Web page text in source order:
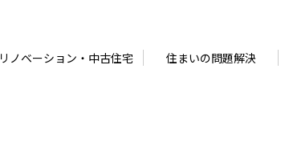
リノベーション・中古住宅 住まいの問題解決